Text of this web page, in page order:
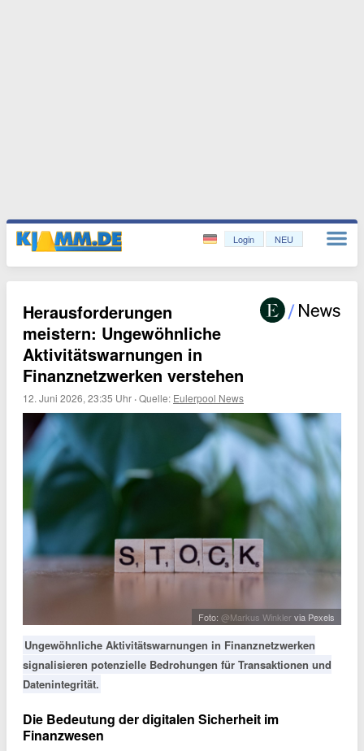
Login NEU
Herausforderungen
meistern: Ungewöhnliche
Aktivitätswarnungen in
Finanznetzwerken verstehen
12. Juni 2026, 23:35 Uhr ·Quelle: Eulerpool News
Foto: @Markus Winklervia Pexels
Ungewöhnliche Aktivitätswarnungen in Finanznetzwerken
signalisieren potenzielle Bedrohungen für Transaktionen und
Datenintegrität.
Die Bedeutung der digitalen Sicherheit im
Finanzwesen